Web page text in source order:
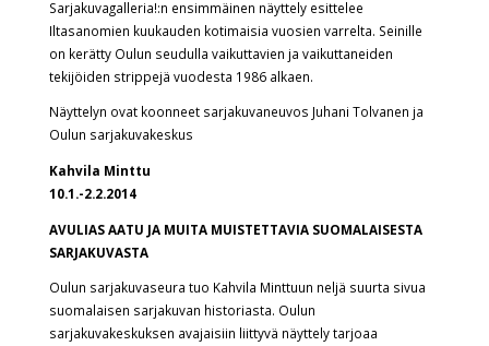
Sarjakuvagalleria!:n ensimmäinen näyttely esittelee
Iltasanomien kuukauden kotimaisia vuosien varrelta. Seinille
on kerätty Oulun seudulla vaikuttavien ja vaikuttaneiden
tekijöiden strippejä vuodesta 1986 alkaen.
Näyttelyn ovat koonneet sarjakuvaneuvos Juhani Tolvanen ja
Oulun sarjakuvakeskus
Kahvila Minttu
10.1.-2.2.2014
AVULIAS AATU JA MUITA MUISTETTAVIA SUOMALAISESTA
SARJAKUVASTA
Oulun sarjakuvaseura tuo Kahvila Minttuun neljä suurta sivua
suomalaisen sarjakuvan historiasta. Oulun
sarjakuvakeskuksen avajaisiin liittyvä näyttely tarjoaa